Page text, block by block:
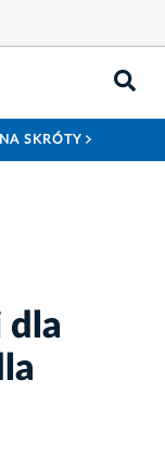
NA SKRÓTY
dla